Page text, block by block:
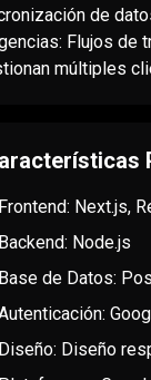
de
Flujos de
múltiples
Next.js,
Node.js
de Datos:
Diseño